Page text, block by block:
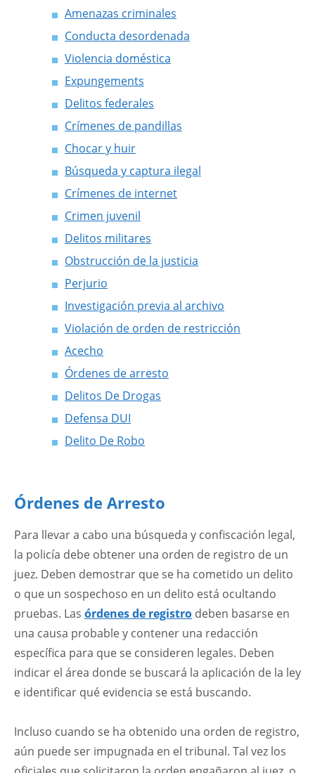
Amenazas criminales
Conducta desordenada
Violencia doméstica
Expungements
Delitos federales
Crímenes de pandillas
Chocar y huir
Búsqueda y captura ilegal
Crímenes de internet
Crimen juvenil
Delitos militares
Obstrucción de la justicia
Perjurio
Investigación previa al archivo
Violación de orden de restricción
Acecho
Órdenes de arresto
Delitos De Drogas
Defensa DUI
Delito De Robo
Órdenes de Arresto
Para llevar a cabo una búsqueda y confiscación legal,
la policía debe obtener una orden de registro de un
juez. Deben demostrar que se ha cometido un delito
o que un sospechoso en un delito está ocultando
pruebas. Las órdenes de registro deben basarse en
una causa probable y contener una redacción
específica para que se consideren legales. Deben
indicar el área donde se buscará la aplicación de la ley
e identificar qué evidencia se está buscando.
Incluso cuando se ha obtenido una orden de registro,
aún puede ser impugnada en el tribunal. Tal vez los